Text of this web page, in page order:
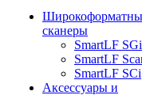
сканеры
SmartLF SGi
SmartLF
SmartLF SCi
Аксессуары и